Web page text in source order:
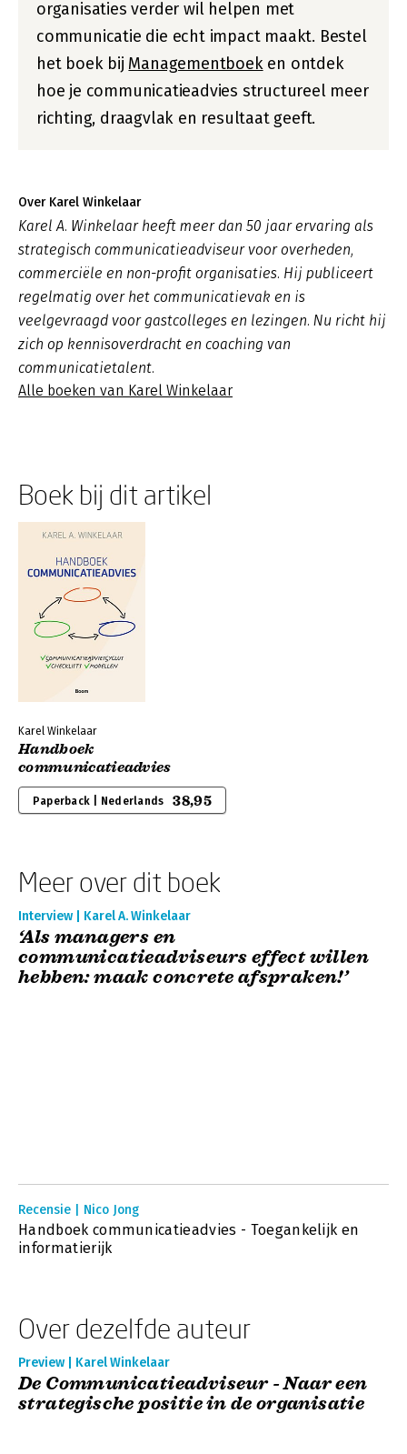
organisaties verder wil helpen met
communicatie die echt impact maakt. Bestel
het boek bij Managementboeken ontdek
hoe je communicatieadvies structureel meer
richting, draagvlak en resultaat geeft.
Over Karel Winkelaar
Karel A. Winkelaar heeft meer dan 50 jaar ervaring als
strategisch communicatieadviseur voor overheden,
commerciële en non-profit organisaties. Hij publiceert
regelmatig over het communicatievak en is
veelgevraagd voor gastcolleges en lezingen. Nu richt hij
zich op kennisoverdracht en coaching van
communicatietalent.
Alle boeken van Karel Winkelaar
Boek bij dit artikel
Karel Winkelaar
Handboek
communicatieadvies
Paperback | Nederlands 38,95
Meer over dit boek
Interview | Karel A. Winkelaar
‘Als managers en
communicatieadviseurs effect willen
hebben: maak concrete afspraken!’
Recensie | Nico Jong
Handboek communicatieadvies - Toegankelijk en
informatierijk
Over dezelfde auteur
Preview | Karel Winkelaar
De Communicatieadviseur - Naar een
strategische positie in de organisatie